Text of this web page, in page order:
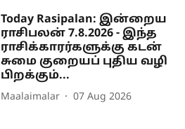
Today Rasipalan: இன்றைய
ராசிபலன் 7.8.2026 - இந்த
ராசிக்காரர்களுக்கு கடன்
சுமை குறையப் புதிய வழி
பிறக்கும்...
Maalaimalar 07 Aug 2026